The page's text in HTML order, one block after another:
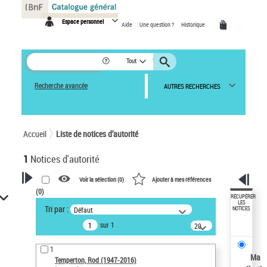
Espace personnel Aide Une question ? Historique
Tout
Recherche avancée AUTRES RECHERCHES
Accueil Liste de notices d’autorité
1 Notices d'autorité
VOTRE RECHERCHE
Recherche avancée dans les
notices d’autorité
Œuvres liées à l'auteur :
Temperton, Rod (1947-2016)
Voir la sélection (0) Ajouter à mes références
(0)
Tri par : Défaut
sur 1
20
résultats/page
1
Temperton, Rod (1947-2016)
RÉCUPÉRER
LES
NOTICES
Ma
Panneau de gestion des cookies